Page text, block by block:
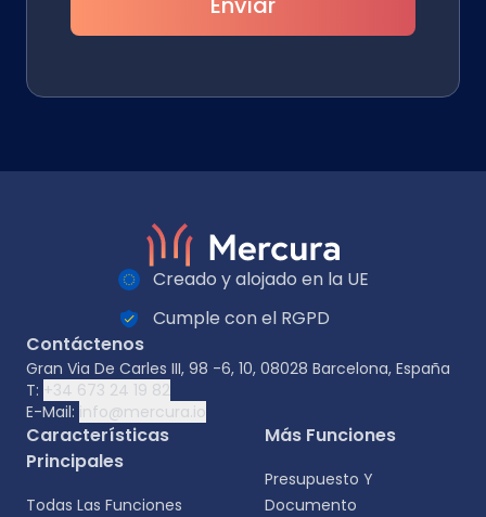
Creado y alojado en la UE
Cumple con el RGPD
Contáctenos
Gran Via De Carles III, 98 -6, 10, 08028 Barcelona, España
T: +34 673 24 19 82
E-Mail: info@mercura.io
Características
Principales
Todas Las Funciones
Más Funciones
Presupuesto Y
Documento